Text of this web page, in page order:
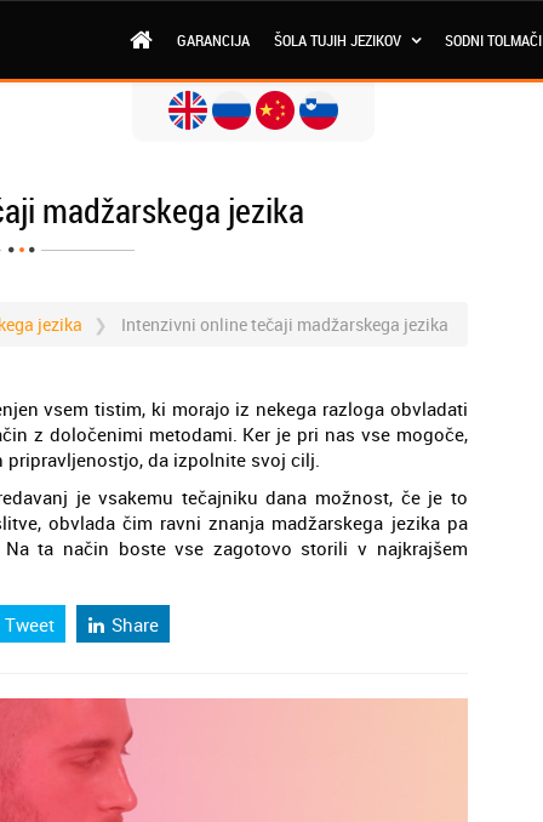
GARANCIJA ŠOLA TUJIH JEZIKOV SODNI TOLMAČI
madžarskega jezika
jezika Intenzivni online tečaji madžarskega jezika
vsem tistim, ki morajo iz nekega razloga obvladati
z določenimi metodami. Ker je pri nas vse mogoče,
pripravljenostjo, da izpolnite svoj cilj.
je vsakemu tečajniku dana možnost, če je to
obvlada čim ravni znanja madžarskega jezika pa
ta način boste vse zagotovo storili v najkrajšem
Tweet Share